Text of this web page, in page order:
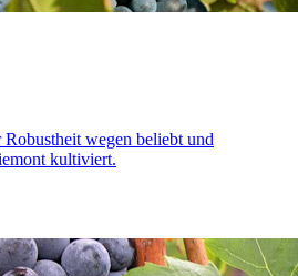
wegen beliebt und
kultiviert.